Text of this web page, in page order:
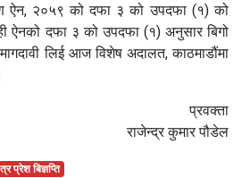
ऐन, २०५९ को दफा ३ को उपदफा (१) को
ऐनको दफा ३ को उपदफा (१) अनुसार बिगो
लिई आज विशेष अदालत, काठमाडौंमा
प्रवक्ता
राजेन्द्र कुमार पौडेल
प्रेश बिज्ञप्ति